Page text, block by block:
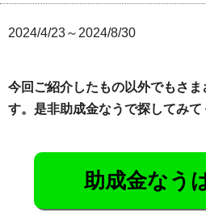
2024/4/23～2024/8/30
今回ご紹介したもの以外でもさ
す。是非助成金なうで探してみて
助成金なう